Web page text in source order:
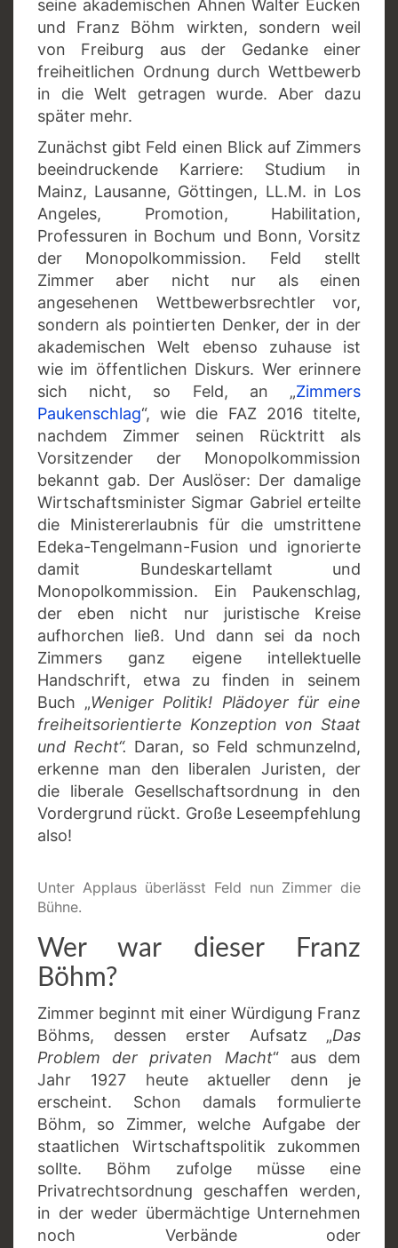
seine akademischen Ahnen Walter Eucken
und Franz Böhm wirkten, sondern weil
von Freiburg aus der Gedanke einer
freiheitlichen Ordnung durch Wettbewerb
in die Welt getragen wurde. Aber dazu
später mehr.
Zunächst gibt Feld einen Blick auf Zimmers
beeindruckende Karriere: Studium in
Mainz, Lausanne, Göttingen, LL.M. in Los
Angeles, Promotion, Habilitation,
Professuren in Bochum und Bonn, Vorsitz
der Monopolkommission. Feld stellt
Zimmer aber nicht nur als einen
angesehenen Wettbewerbsrechtler vor,
sondern als pointierten Denker, der in der
akademischen Welt ebenso zuhause ist
wie im öffentlichen Diskurs. Wer erinnere
sich nicht, so Feld, an „Zimmers
Paukenschlag“, wie die FAZ 2016 titelte,
nachdem Zimmer seinen Rücktritt als
Vorsitzender der Monopolkommission
bekannt gab. Der Auslöser: Der damalige
Wirtschaftsminister Sigmar Gabriel erteilte
die Ministererlaubnis für die umstrittene
Edeka-Tengelmann-Fusion und ignorierte
damit Bundeskartellamt und
Monopolkommission. Ein Paukenschlag,
der eben nicht nur juristische Kreise
aufhorchen ließ. Und dann sei da noch
Zimmers ganz eigene intellektuelle
Handschrift, etwa zu finden in seinem
Buch „Weniger Politik! Plädoyer für eine
freiheitsorientierte Konzeption von Staat
und Recht“. Daran, so Feld schmunzelnd,
erkenne man den liberalen Juristen, der
die liberale Gesellschaftsordnung in den
Vordergrund rückt. Große Leseempfehlung
also!
Unter Applaus überlässt Feld nun Zimmer die
Bühne.
Wer war dieser Franz
Böhm?
Zimmer beginnt mit einer Würdigung Franz
Böhms, dessen erster Aufsatz „Das
Problem der privaten Macht“ aus dem
Jahr 1927 heute aktueller denn je
erscheint. Schon damals formulierte
Böhm, so Zimmer, welche Aufgabe der
staatlichen Wirtschaftspolitik zukommen
sollte. Böhm zufolge müsse eine
Privatrechtsordnung geschaffen werden,
in der weder übermächtige Unternehmen
noch Verbände oder